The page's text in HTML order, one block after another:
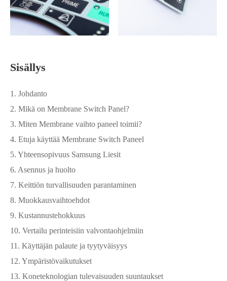
Sisällys
1. Johdanto
2. Mikä on Membrane Switch Panel?
3. Miten Membrane vaihto paneel toimii?
4. Etuja käyttää Membrane Switch Paneel
5. Yhteensopivuus Samsung Liesit
6. Asennus ja huolto
7. Keittiön turvallisuuden parantaminen
8. Muokkausvaihtoehdot
9. Kustannustehokkuus
10. Vertailu perinteisiin valvontaohjelmiin
11. Käyttäjän palaute ja tyytyväisyys
12. Ympäristövaikutukset
13. Koneteknologian tulevaisuuden suuntaukset